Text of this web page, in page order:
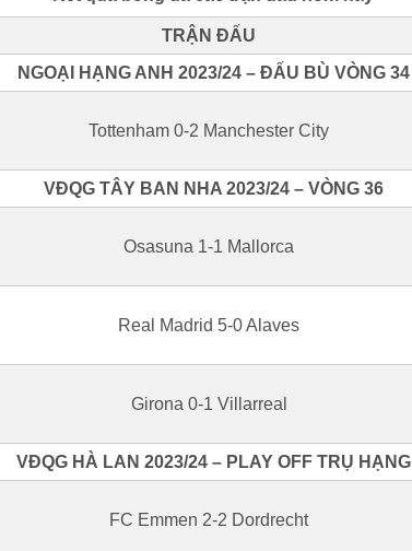
TRẬN ĐẤU
NGOẠI HẠNG ANH 2023/24 – ĐẤU BÙ VÒNG 34
Tottenham 0-2 Manchester City
VĐQG TÂY BAN NHA 2023/24 – VÒNG 36
Osasuna 1-1 Mallorca
Real Madrid 5-0 Alaves
Girona 0-1 Villarreal
VĐQG HÀ LAN 2023/24 – PLAY OFF TRỤ HẠNG
FC Emmen 2-2 Dordrecht